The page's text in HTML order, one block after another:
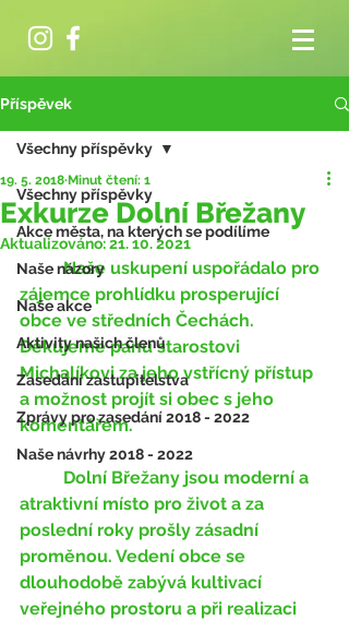
Příspěvek
Všechny příspěvky
Akce města, na kterých se podílíme
Naše názory
Naše akce
Aktivity našich členů
Zasedání zastupitelstva
Zprávy pro zasedání 2018 - 2022
Naše návrhy 2018 - 2022
Všechny příspěvky
Exkurze Dolní Břežany
19. 5. 2018 Minut čtení: 1
Aktualizováno:21. 10. 2021
	Naše uskupení uspořádalo pro
zájemce prohlídku prosperující
obce ve středních Čechách.
Děkujeme panu starostovi
Michalíkovi za jeho vstřícný přístup
a možnost projít si obec s jeho
komentářem.
atraktivní místo pro život a za
poslední roky prošly zásadní
proměnou. Vedení obce se
dlouhodobě zabývá kultivací
veřejného prostoru a při realizaci